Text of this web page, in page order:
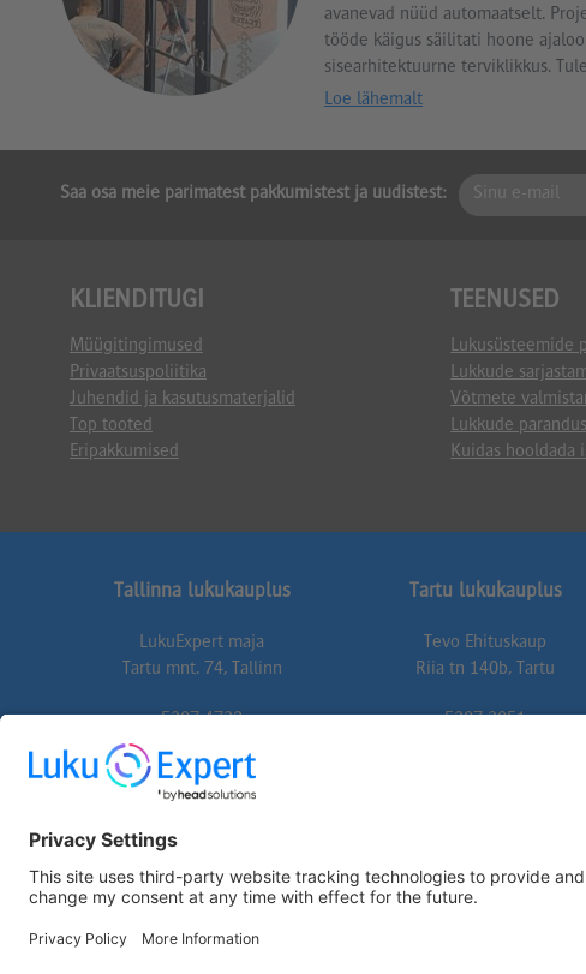
avanevad nüüd automaatselt.
tööde käigus säilitati hoone
sisearhitektuurne terviklikkus.
Loe lähemalt
Saa osa meie parimatest pakkumistest ja uudistest:
KLIENDITUGI
Müügitingimused
Privaatsuspoliitika
Juhendid ja kasutusmaterjalid
Top tooted
Eripakkumised
TEENUSED
Lukusüsteemide
Lukkude
Võtmete
Lukkude parandus
Kuidas hooldada
Tallinna lukukauplus
LukuExpert maja
Tartu mnt. 74, Tallinn
5307 4732
74@lukuexpert.ee
Tartu lukukauplus
Tevo Ehituskaup
Riia tn 140b, Tartu
5307 3051